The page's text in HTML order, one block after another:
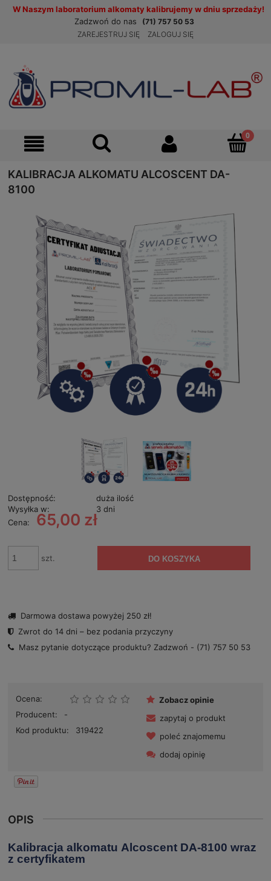
W Naszym laboratorium alkomaty kalibrujemy w dniu sprzedaży!
Zadzwoń do nas
(71) 757 50 53
ZAREJESTRUJ SIĘ
ZALOGUJ SIĘ
KALIBRACJA ALKOMATU ALCOSCENT DA-
8100
Dostępność:
duża ilość
Wysyłka w:
3 dni
Cena:
65,00 zł
szt. DO KOSZYKA
Darmowa dostawa powyżej 250 zł!
Zwrot do 14 dni – bez podania przyczyny
Masz pytanie dotyczące produktu? Zadzwoń - (71) 757 50 53
Ocena:
Producent:
-
Kod produktu:
319422
Zobacz opinie
zapytaj o produkt
poleć znajomemu
dodaj opinię
OPIS
Kalibracja alkomatu Alcoscent DA-8100 wraz
z certyfikatem